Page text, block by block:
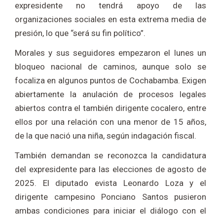
expresidente no tendrá apoyo de las
organizaciones sociales en esta extrema media de
presión, lo que “será su fin político”.
Morales y sus seguidores empezaron el lunes un
bloqueo nacional de caminos, aunque solo se
focaliza en algunos puntos de Cochabamba. Exigen
abiertamente la anulación de procesos legales
abiertos contra el también dirigente cocalero, entre
ellos por una relación con una menor de 15 años,
de la que nació una niña, según indagación fiscal.
También demandan se reconozca la candidatura
del expresidente para las elecciones de agosto de
2025. El diputado evista Leonardo Loza y el
dirigente campesino Ponciano Santos pusieron
ambas condiciones para iniciar el diálogo con el